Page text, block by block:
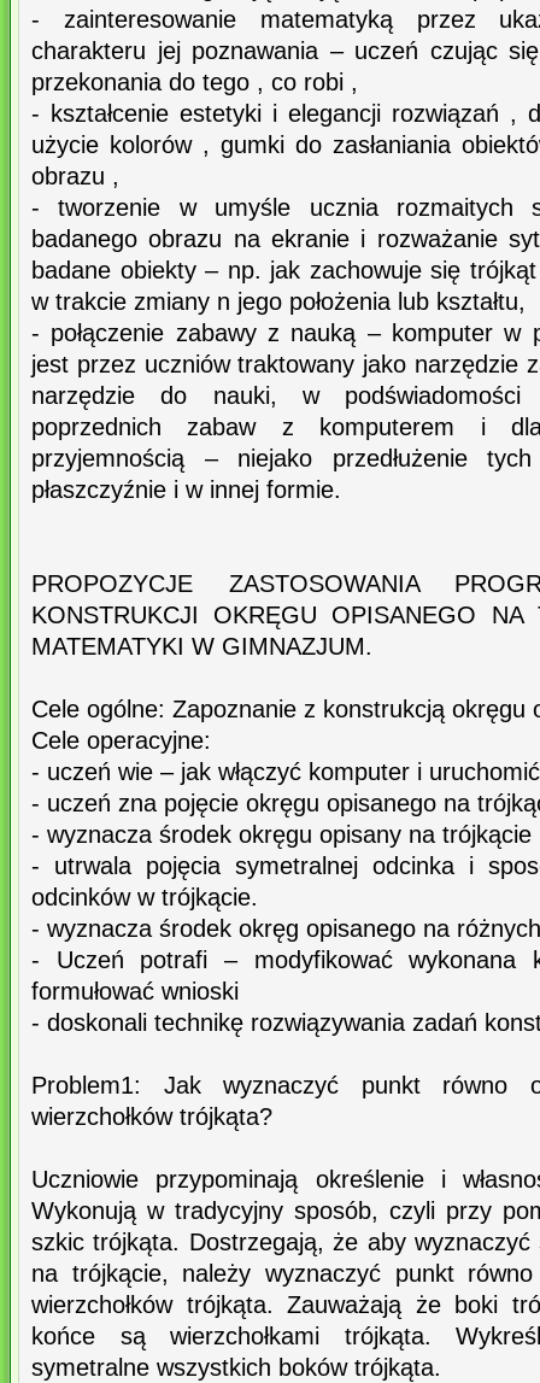
- zainteresowanie matematyką przez
charakteru jej poznawania – uczeń czując
przekonania do tego , co robi ,
- kształcenie estetyki i elegancji rozwiązań ,
użycie kolorów , gumki do zasłaniania
obrazu ,
- tworzenie w umyśle ucznia rozmaitych
badanego obrazu na ekranie i rozważanie
badane obiekty – np. jak zachowuje się
w trakcie zmiany n jego położenia lub kształtu,
- połączenie zabawy z nauką – komputer w
jest przez uczniów traktowany jako narzędzie
narzędzie do nauki, w
poprzednich zabaw z komputerem i
przyjemnością – niejako przedłużenie
płaszczyźnie i w innej formie.
PROPOZYCJE ZASTOSOWANIA
KONSTRUKCJI OKRĘGU OPISANEGO NA
MATEMATYKI W GIMNAZJUM.
Cele ogólne: Zapoznanie z konstrukcją okręgu
Cele operacyjne:
- uczeń wie – jak włączyć komputer i
- uczeń zna pojęcie okręgu opisanego na
- wyznacza środek okręgu opisany na trójkącie
- utrwala pojęcia symetralnej odcinka i
odcinków w trójkącie.
- wyznacza środek okręg opisanego na
- Uczeń potrafi – modyfikować wykonana
formułować wnioski
- doskonali technikę rozwiązywania zadań
Problem1: Jak wyznaczyć punkt równo
wierzchołków trójkąta?
Uczniowie przypominają określenie i
Wykonują w tradycyjny sposób, czyli przy
szkic trójkąta. Dostrzegają, że aby
na trójkącie, należy wyznaczyć punkt
wierzchołków trójkąta. Zauważają że boki
końce są wierzchołkami trójkąta.
symetralne wszystkich boków trójkąta.